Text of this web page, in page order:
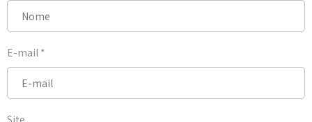
E-mail *
Site